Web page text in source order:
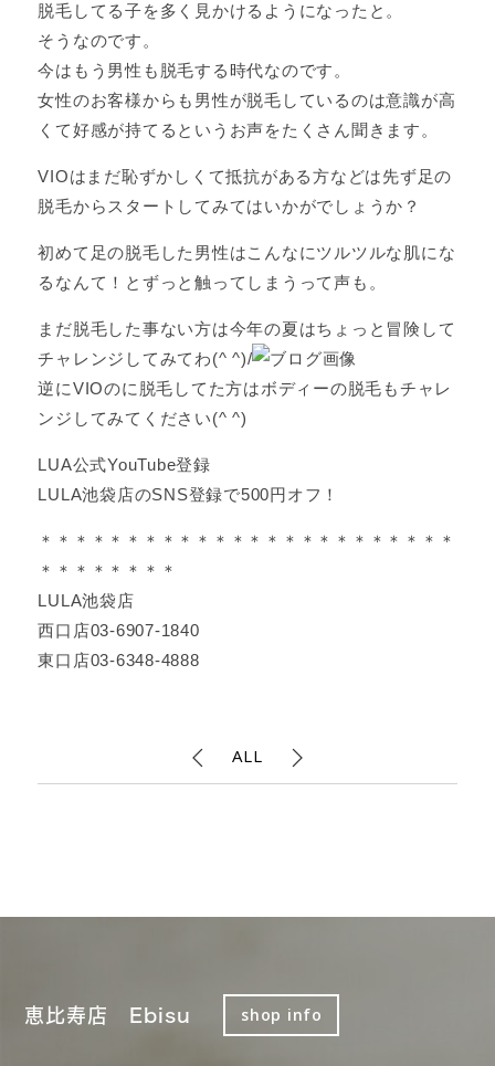
脱毛してる子を多く見かけるようになったと。
そうなのです。
今はもう男性も脱毛する時代なのです。
女性のお客様からも男性が脱毛しているのは意識が高
くて好感が持てるというお声をたくさん聞きます。
VIOはまだ恥ずかしくて抵抗がある方などは先ず足の
脱毛からスタートしてみてはいかがでしょうか？
初めて足の脱毛した男性はこんなにツルツルな肌にな
るなんて！とずっと触ってしまうって声も。
まだ脱毛した事ない方は今年の夏はちょっと冒険して
チャレンジしてみてわ(^ ^)/
逆にVIOのに脱毛してた方はボディーの脱毛もチャレ
ンジしてみてください(^ ^)
LUA公式YouTube登録
LULA池袋店のSNS登録で500円オフ！
＊＊＊＊＊＊＊＊＊＊＊＊＊＊＊＊＊＊＊＊＊＊＊＊
＊＊＊＊＊＊＊＊
LULA池袋店
西口店03-6907-1840
東口店03-6348-4888
ALL
恵比寿店 Ebisu shop info